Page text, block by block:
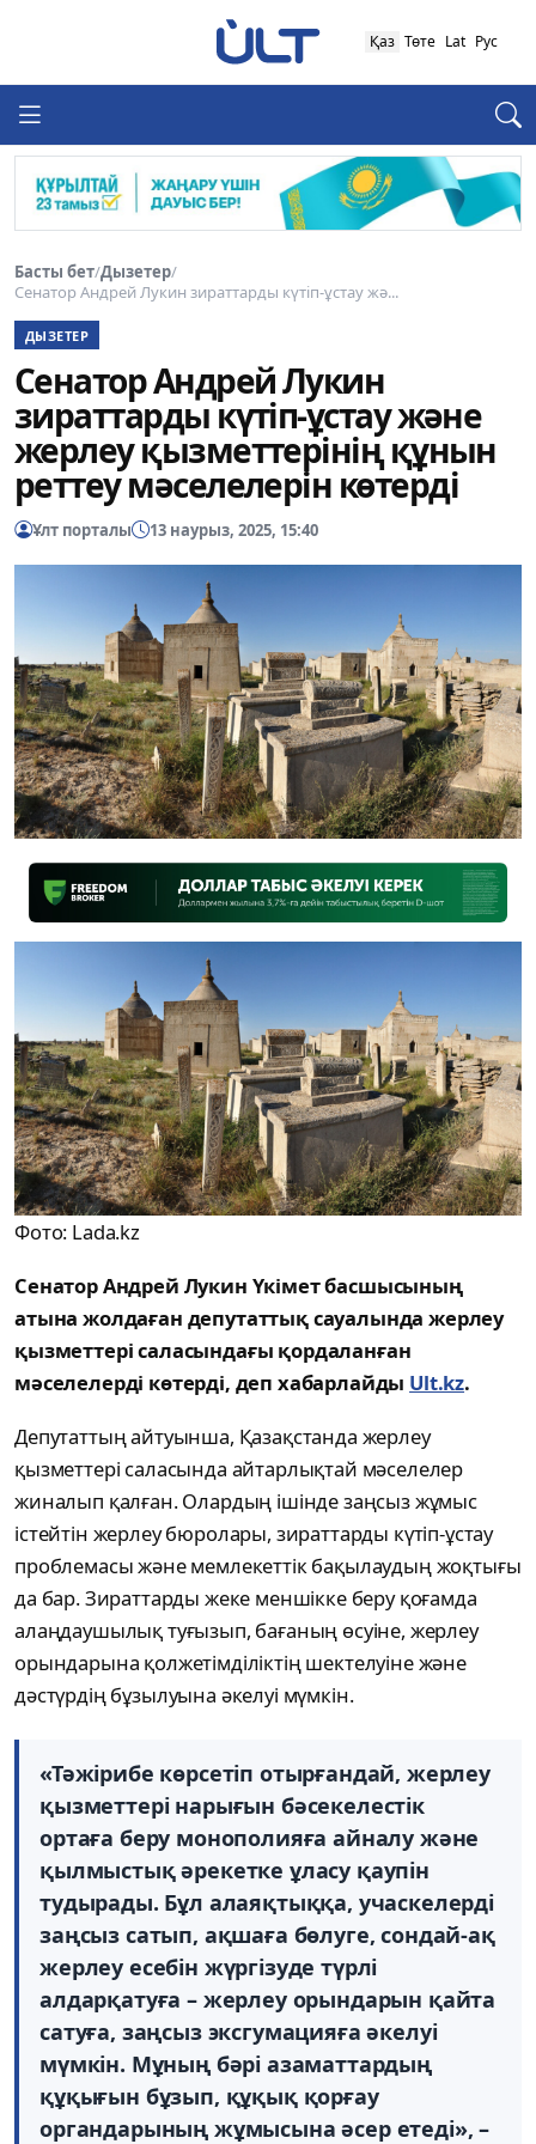
Қаз Төте Lat Рус
Басты бет/Дызетер/
Сенатор Андрей Лукин зираттарды күтіп-ұстау жә...
ДЫЗЕТЕР
Сенатор Андрей Лукин
зираттарды күтіп-ұстау және
жерлеу қызметтерінің құнын
реттеу мәселелерін көтерді
Ұлт порталы 13 наурыз, 2025, 15:40
Фото: Lada.kz
Сенатор Андрей Лукин Үкімет басшысының
атына жолдаған депутаттық сауалында жерлеу
қызметтері саласындағы қордаланған
мәселелерді көтерді, деп хабарлайды Ult.kz.
Депутаттың айтуынша, Қазақстанда жерлеу
қызметтері саласында айтарлықтай мәселелер
жиналып қалған. Олардың ішінде заңсыз жұмыс
істейтін жерлеу бюролары, зираттарды күтіп-ұстау
проблемасы және мемлекеттік бақылаудың жоқтығы
да бар. Зираттарды жеке меншікке беру қоғамда
алаңдаушылық туғызып, бағаның өсуіне, жерлеу
орындарына қолжетімділіктің шектелуіне және
дәстүрдің бұзылуына әкелуі мүмкін.
«Тәжірибе көрсетіп отырғандай, жерлеу
қызметтері нарығын бәсекелестік
ортаға беру монополияға айналу және
қылмыстық әрекетке ұласу қаупін
тудырады. Бұл алаяқтыққа, учаскелерді
заңсыз сатып, ақшаға бөлуге, сондай-ақ
жерлеу есебін жүргізуде түрлі
алдарқатуға – жерлеу орындарын қайта
сатуға, заңсыз эксгумацияға әкелуі
мүмкін. Мұның бәрі азаматтардың
құқығын бұзып, құқық қорғау
органдарының жұмысына әсер етеді», –